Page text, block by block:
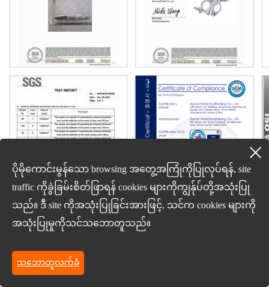
ပိုမိုကောင်းမွန်သော browsing အတွေ့အကြုံကိုပြုလုပ်ရန်, site
traffic ကိုခွဲခြမ်းစိတ်ဖြာရန် cookies များကိုကျွန်ုပ်တို့အသုံးပြု
သည်။ ဒီ site ကိုအသုံးပြုခြင်းအားဖြင့်, သင်က cookies များကို
အသုံးပြုမှုကိုသင်သဘောတူသည်။
သဘောတူလက်ခံ